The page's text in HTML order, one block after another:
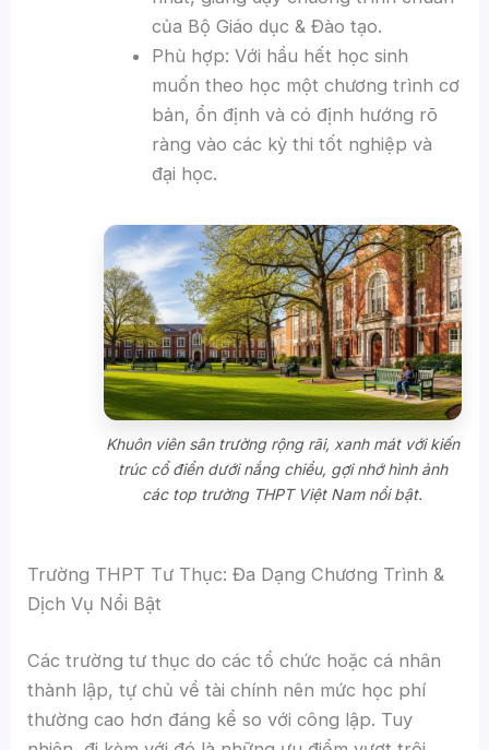
của Bộ Giáo dục & Đào tạo.
Phù hợp: Với hầu hết học sinh
muốn theo học một chương trình cơ
bản, ổn định và có định hướng rõ
ràng vào các kỳ thi tốt nghiệp và
đại học.
Khuôn viên sân trường rộng rãi, xanh mát với kiến
trúc cổ điển dưới nắng chiều, gợi nhớ hình ảnh
các top trường THPT Việt Nam nổi bật.
Trường THPT Tư Thục: Đa Dạng Chương Trình &
Dịch Vụ Nổi Bật
Các trường tư thục do các tổ chức hoặc cá nhân
thành lập, tự chủ về tài chính nên mức học phí
thường cao hơn đáng kể so với công lập. Tuy